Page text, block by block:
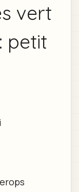
vert
petit